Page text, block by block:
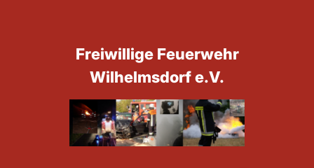
Freiwillige Feuerwehr
Wilhelmsdorf e.V.